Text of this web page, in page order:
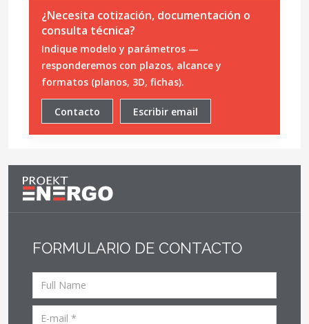
¿Necesita cotización, documentación o
consulta técnica?
Indique modelo y parámetros —
responderemos con plazos, alcance y
formatos (planos, 3D, fichas).
Contacto Escribir email
FORMULARIO DE CONTACTO